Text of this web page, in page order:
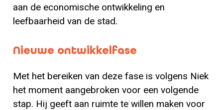
aan de economische ontwikkeling en
leefbaarheid van de stad.
Nieuwe ontwikkelfase
Met het bereiken van deze fase is volgens Niek
het moment aangebroken voor een volgende
stap. Hij geeft aan ruimte te willen maken voor